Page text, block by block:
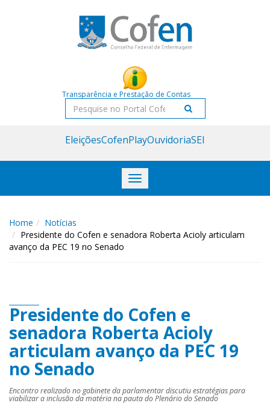
Transparência e Prestação de Contas
Pesquisar
EleiçõesCofenPlayOuvidoriaSEI
Toggle
navigation
Home
Notícias
Presidente do Cofen e senadora Roberta Acioly articulam
avanço da PEC 19 no Senado
Presidente do Cofen e
senadora Roberta Acioly
articulam avanço da PEC 19
no Senado
Encontro realizado no gabinete da parlamentar discutiu estratégias para
viabilizar a inclusão da matéria na pauta do Plenário do Senado